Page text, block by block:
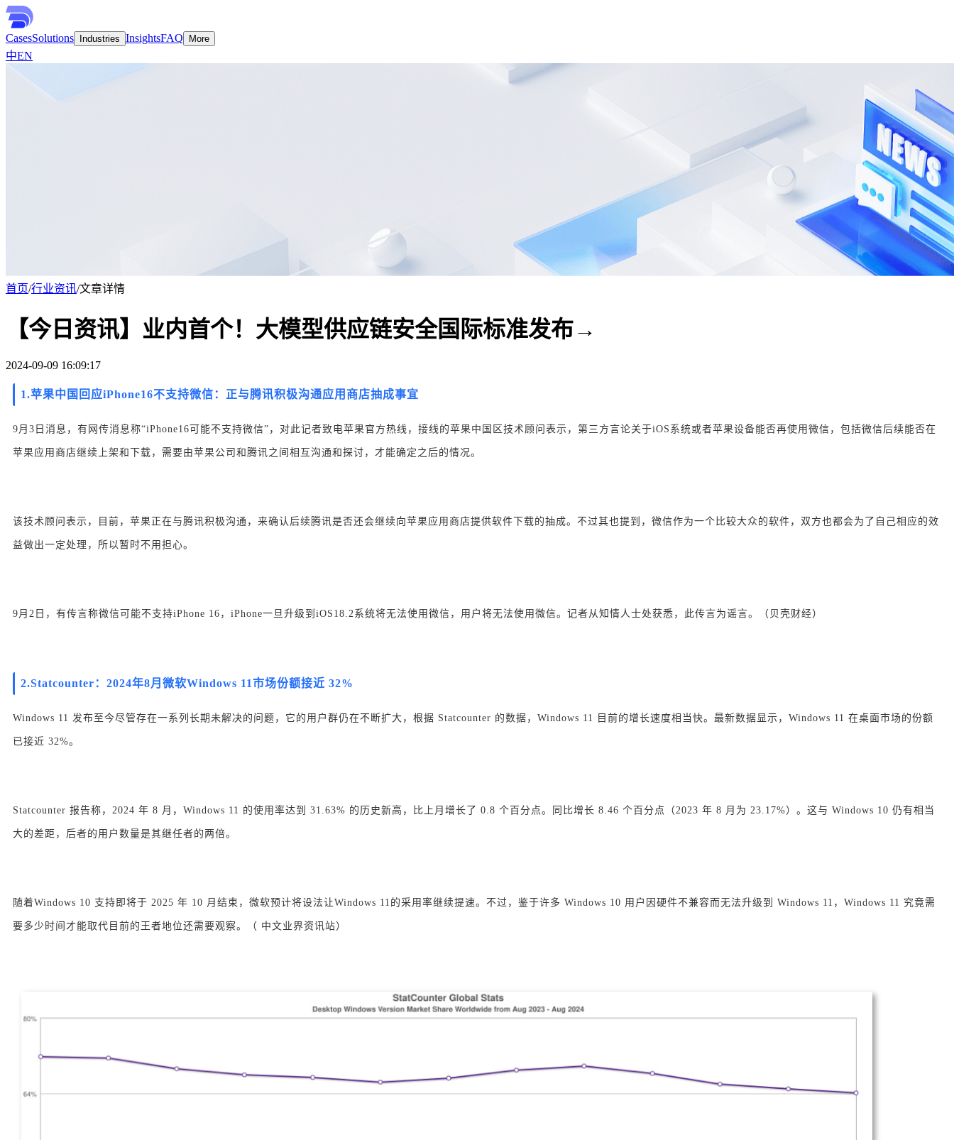
CasesSolutions Industries InsightsFAQ More
中EN
首页/行业资讯/文章详情
【今日资讯】业内首个！大模型供应链安全国际标准发布→
2024-09-09 16:09:17
1.苹果中国回应iPhone16不支持微信：正与腾讯积极沟通应用商店抽成事宜
9月3日消息，有网传消息称“iPhone16可能不支持微信”，对此记者致电苹果官方热线，接线的苹果中国区技术顾问表示，第三方言论关于iOS系统或者苹果设备能否再使用微信，包括微信后续能否在
苹果应用商店继续上架和下载，需要由苹果公司和腾讯之间相互沟通和探讨，才能确定之后的情况。
该技术顾问表示，目前，苹果正在与腾讯积极沟通，来确认后续腾讯是否还会继续向苹果应用商店提供软件下载的抽成。不过其也提到，微信作为一个比较大众的软件，双方也都会为了自己相应的效
益做出一定处理，所以暂时不用担心。
9月2日，有传言称微信可能不支持iPhone 16，iPhone一旦升级到iOS18.2系统将无法使用微信，用户将无法使用微信。记者从知情人士处获悉，此传言为谣言。（贝壳财经）
2.Statcounter：2024年8月微软Windows 11市场份额接近 32%
Windows 11 发布至今尽管存在一系列长期未解决的问题，它的用户群仍在不断扩大，根据 Statcounter 的数据，Windows 11 目前的增长速度相当快。最新数据显示，Windows 11 在桌面市场的份额
已接近 32%。
Statcounter 报告称，2024 年 8 月，Windows 11 的使用率达到 31.63% 的历史新高，比上月增长了 0.8 个百分点。同比增长 8.46 个百分点（2023 年 8 月为 23.17%）。这与 Windows 10 仍有相当
大的差距，后者的用户数量是其继任者的两倍。
随着Windows 10 支持即将于 2025 年 10 月结束，微软预计将设法让Windows 11的采用率继续提速。不过，鉴于许多 Windows 10 用户因硬件不兼容而无法升级到 Windows 11，Windows 11 究竟需
要多少时间才能取代目前的王者地位还需要观察。（ 中文业界资讯站）